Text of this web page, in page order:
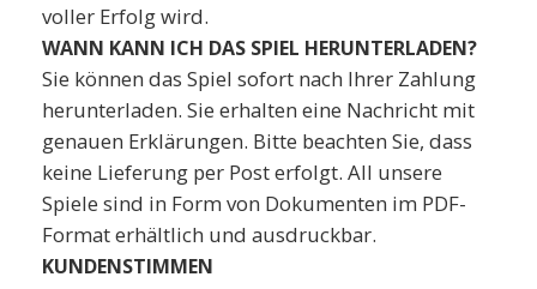
voller Erfolg wird.
WANN KANN ICH DAS SPIEL HERUNTERLADEN?
Sie können das Spiel sofort nach Ihrer Zahlung
herunterladen. Sie erhalten eine Nachricht mit
genauen Erklärungen. Bitte beachten Sie, dass
keine Lieferung per Post erfolgt. All unsere
Spiele sind in Form von Dokumenten im PDF-
Format erhältlich und ausdruckbar.
KUNDENSTIMMEN